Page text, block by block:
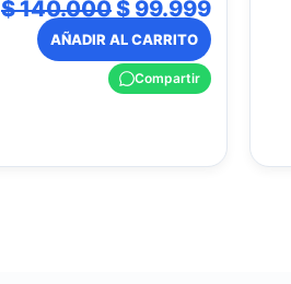
$140.000$ 99.999
AÑADIR AL CARRITO
Compartir